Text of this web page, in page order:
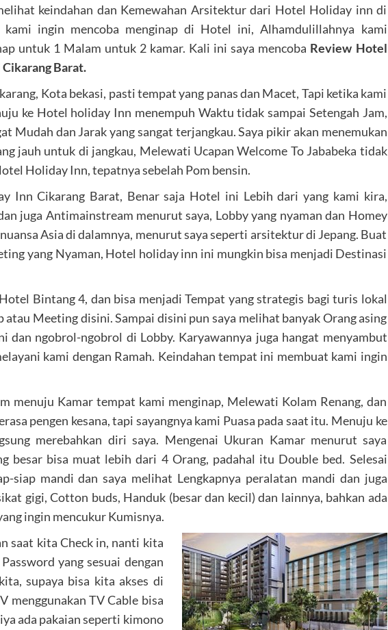
keindahan dan Kemewahan Arsitektur dari Hotel Holiday inn di
ingin mencoba menginap di Hotel ini, Alhamdulillahnya kami
untuk 1 Malam untuk 2 kamar. Kali ini saya mencoba Review Hotel
Barat.
Kota bekasi, pasti tempat yang panas dan Macet, Tapi ketika kami
ke Hotel holiday Inn menempuh Waktu tidak sampai Setengah Jam,
Mudah dan Jarak yang sangat terjangkau. Saya pikir akan menemukan
jauh untuk di jangkau, Melewati Ucapan Welcome To Jababeka tidak
Holiday Inn, tepatnya sebelah Pom bensin.
Inn Cikarang Barat, Benar saja Hotel ini Lebih dari yang kami kira,
juga Antimainstream menurut saya, Lobby yang nyaman dan Homey
Asia di dalamnya, menurut saya seperti arsitektur di Jepang. Buat
yang Nyaman, Hotel holiday inn ini mungkin bisa menjadi Destinasi
Bintang 4, dan bisa menjadi Tempat yang strategis bagi turis lokal
Meeting disini. Sampai disini pun saya melihat banyak Orang asing
dan ngobrol-ngobrol di Lobby. Karyawannya juga hangat menyambut
kami dengan Ramah. Keindahan tempat ini membuat kami ingin
menuju Kamar tempat kami menginap, Melewati Kolam Renang, dan
pengen kesana, tapi sayangnya kami Puasa pada saat itu. Menuju ke
merebahkan diri saya. Mengenai Ukuran Kamar menurut saya
besar bisa muat lebih dari 4 Orang, padahal itu Double bed. Selesai
siap mandi dan saya melihat Lengkapnya peralatan mandi dan juga
gigi, Cotton buds, Handuk (besar dan kecil) dan lainnya, bahkan ada
ingin mencukur Kumisnya.
saat kita Check in, nanti kita
yang sesuai dengan
supaya bisa kita akses di
menggunakan TV Cable bisa
ada pakaian seperti kimono